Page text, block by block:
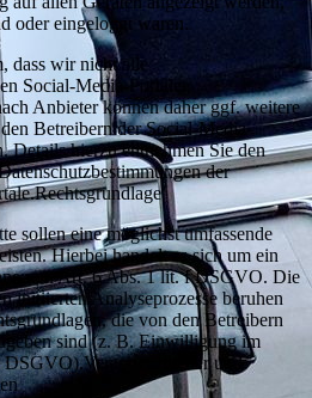
oder eingeloggt waren.
dass wir nicht alle
Social-Media-Portalen
Anbieter können daher ggf. weitere
Betreibern der Social-Media-
Details hierzu entnehmen Sie den
der
sollen eine möglichst umfassende
Hierbei handelt es sich um ein
von Art. 6 Abs. 1 lit. f DSGVO. Die
initiierten Analyseprozesse beruhen
die von den Betreibern
sind (z. B. Einwilligung im
DSGVO).Verantwortlicher und